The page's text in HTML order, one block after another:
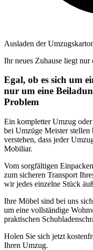
Ausladen der
Ihr neues Zuhause liegt
Egal, ob es sich um
nur um eine
Problem
Ein kompletter Umzug
bei Umzüge Meister
verstehen, dass jeder
Mobiliar.
Vom sorgfältigen
zum sicheren Transport
wir jedes einzelne Stück
Ihre Möbel sind bei uns
um eine vollständige
praktischen
Holen Sie sich jetzt
Ihren Umzug.